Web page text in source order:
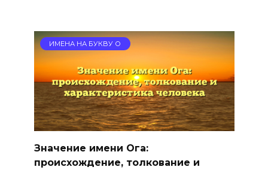
ИМЕНА НА БУКВУ О
Значение имени Ога:
происхождение, толкование и